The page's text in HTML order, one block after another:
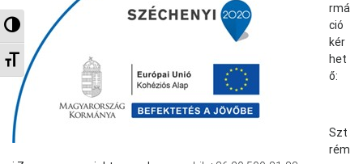
Nagy kontraszt váltása
Betűméret váltása
rmá
ció
kér
het
ő:
Szt
rém